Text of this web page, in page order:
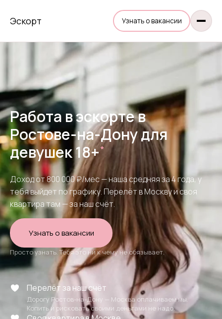
Эскорт Узнать о вакансии
Работа в эскорте в
Ростове-на-Дону для
девушек 18+*
Доход от 800 000 ₽/мес — наша средняя за 4 года, у
тебя выйдет по графику. Перелёт в Москву и своя
квартира там — за наш счёт.
Узнать о вакансии
Просто узнать. Тебя это ни к чему не обязывает.
Перелёт за наш счёт
Дорогу Ростов-на-Дону — Москва оплачиваем мы.
Копить и рисковать своими деньгами не надо.